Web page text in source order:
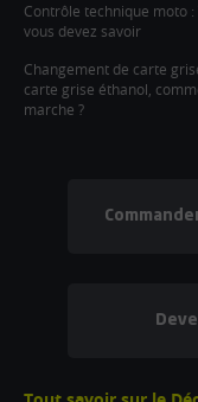
Contrôle technique moto :
vous devez savoir
Changement de carte
carte grise éthanol,
marche ?